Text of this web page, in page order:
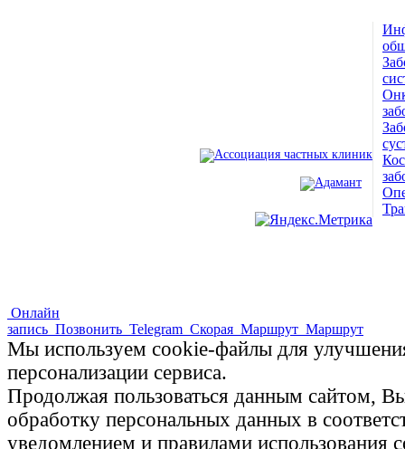
Онлайн
запись Позвонить Telegram Скорая Маршрут Маршрут
Мы используем cookie-файлы для
персонализации сервиса.
Продолжая пользоваться данным сайтом, Вы
обработку персональных данных в
уведомлением и правилами использования